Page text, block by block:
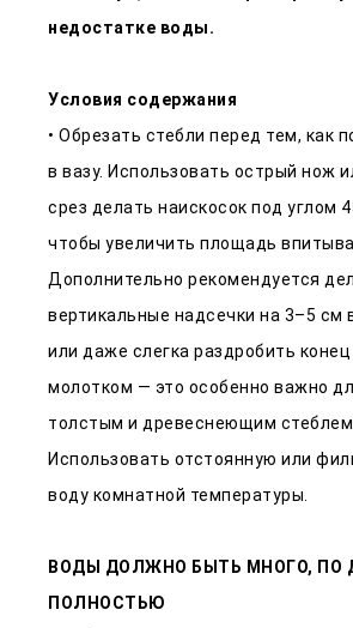
недостатке воды.
Условия содержания
• Обрезать стебли перед тем, как
в вазу. Использовать острый нож
срез делать наискосок под углом
чтобы увеличить площадь
Дополнительно рекомендуется
вертикальные надсечки на 3–5 см
или даже слегка раздробить конец
молотком — это особенно важно
толстым и древеснеющим
Использовать отстоянную или
воду комнатной температуры.
ВОДЫ ДОЛЖНО БЫТЬ МНОГО, ПО
ПОЛНОСТЬЮ